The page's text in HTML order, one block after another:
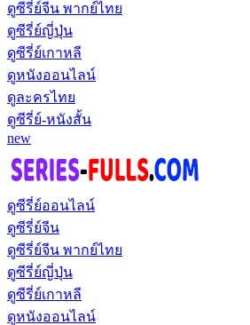
ดูซีรี่ย์จีน พากย์ไทย
ดูซีรี่ย์ญี่ปุ่น
ดูซีรี่ย์เกาหลี
ดูหนังออนไลน์
ดูละครไทย
ดูซีรี่ย์-หนังสั้น
new
ดูซีรี่ย์ออนไลน์
ดูซีรี่ย์จีน
ดูซีรี่ย์จีน พากย์ไทย
ดูซีรี่ย์ญี่ปุ่น
ดูซีรี่ย์เกาหลี
ดูหนังออนไลน์